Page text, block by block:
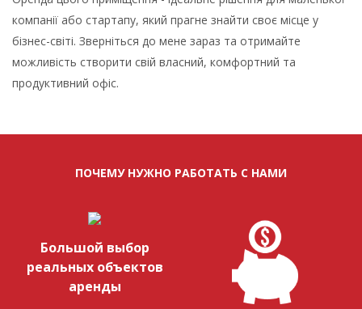
компанії або стартапу, який прагне знайти своє місце у
бізнес-світі. Зверніться до мене зараз та отримайте
можливість створити свій власний, комфортний та
продуктивний офіс.
ПОЧЕМУ НУЖНО РАБОТАТЬ С НАМИ
Большой выбор
реальных объектов
аренды